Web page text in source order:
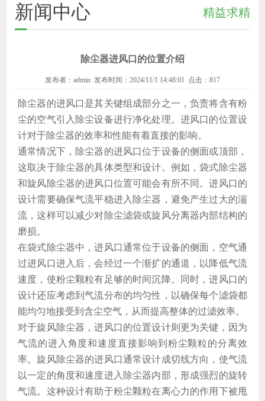
新闻中心 精益求精
除尘器进风口的位置介绍
发布者：admin 发布时间：2024/11/1 14:48:01 点击：817
除尘器的进风口是其关键组成部分之一，负责将含有粉
尘的空气引入除尘设备进行净化处理。进风口的位置设
计对于除尘器的效率和性能有着直接的影响。
通常情况下，除尘器的进风口位于设备的侧面或顶部，
这取决于除尘器的具体类型和设计。例如，袋式除尘器
和旋风除尘器的进风口位置可能会有所不同。进风口的
设计需要确保气流平稳进入除尘器，避免产生过大的湍
流，这样可以减少对除尘滤袋或旋风分离器内部结构的
磨损。
在袋式除尘器中，进风口通常位于设备的侧面，空气通
过进风口进入后，会经过一个渐扩的通道，以降低气流
速度，使粉尘颗粒有足够的时间沉降。同时，进风口的
设计还应考虑到气流分布的均匀性，以确保每个滤袋都
能均匀地接受到含尘空气，从而提高整体的过滤效率。
对于旋风除尘器，进风口的位置设计则更为关键，因为
气流的进入角度和速度直接影响到粉尘颗粒的分离效
率。旋风除尘器的进风口通常设计成切线方向，使气流
以一定的角度和速度进入除尘器内部，形成强烈的旋转
气流。这种设计有助于粉尘颗粒在离心力的作用下被甩